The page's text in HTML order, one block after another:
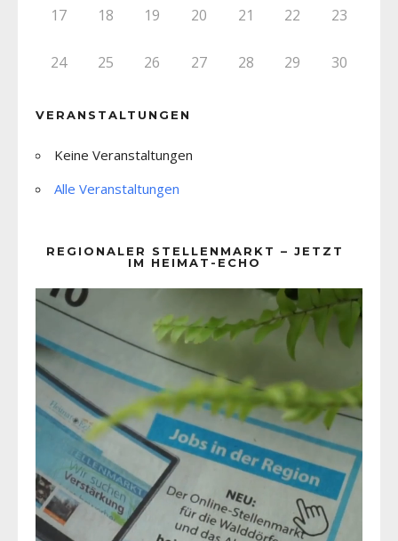
17 18 19 20 21 22 23
24 25 26 27 28 29 30
VERANSTALTUNGEN
Keine Veranstaltungen
Alle Veranstaltungen
REGIONALER STELLENMARKT – JETZT
IM HEIMAT-ECHO
Player